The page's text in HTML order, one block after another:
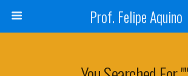
Prof. Felipe Aquino